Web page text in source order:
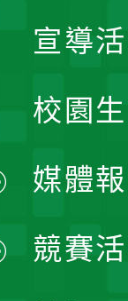
宣導
校園
媒體
競賽